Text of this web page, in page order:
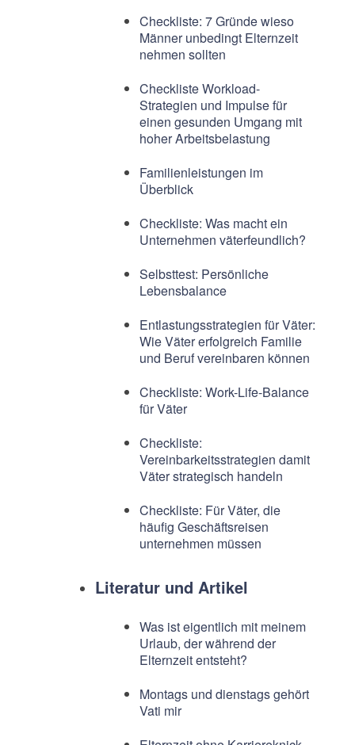
Checkliste: 7 Gründe wieso
Männer unbedingt Elternzeit
nehmen sollten
Checkliste Workload-
Strategien und Impulse für
einen gesunden Umgang mit
hoher Arbeitsbelastung
Familienleistungen im
Überblick
Checkliste: Was macht ein
Unternehmen väterfeundlich?
Selbsttest: Persönliche
Lebensbalance
Entlastungsstrategien für Väter:
Wie Väter erfolgreich Familie
und Beruf vereinbaren können
Checkliste: Work-Life-Balance
für Väter
Checkliste:
Vereinbarkeitsstrategien damit
Väter strategisch handeln
Checkliste: Für Väter, die
häufig Geschäftsreisen
unternehmen müssen
Literatur und Artikel
Was ist eigentlich mit meinem
Urlaub, der während der
Elternzeit entsteht?
Montags und dienstags gehört
Vati mir